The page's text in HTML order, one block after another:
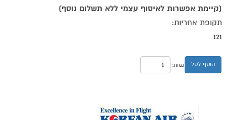
(קיימת אפשרות לאיסוף עצמי ללא תשלום נוסף)
תקופת אחריות:
121
הוסף לסל כמות: